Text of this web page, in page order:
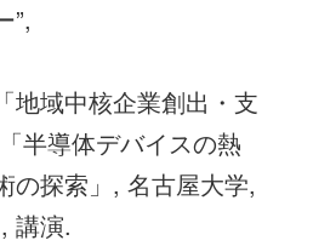
”,
地域中核企業創出・支
半導体デバイスの熱
の探索」, 名古屋大学,
講演.